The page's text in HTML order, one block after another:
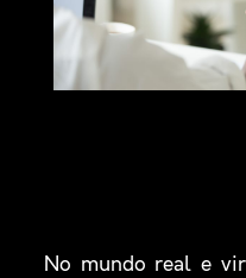
No mundo real e